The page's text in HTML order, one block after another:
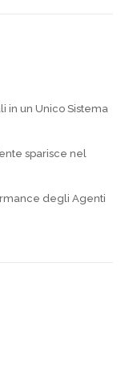
in un Unico Sistema
sparisce nel
degli Agenti